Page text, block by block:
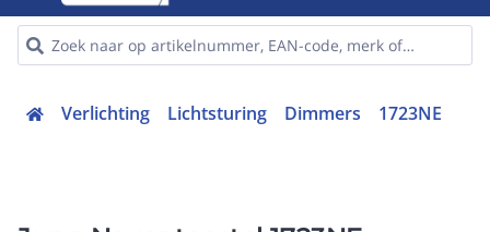
Verlichting Lichtsturing Dimmers 1723NE